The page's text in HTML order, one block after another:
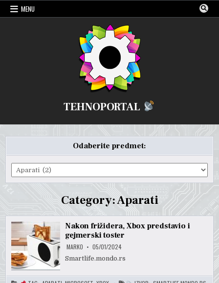
Skip
MENU
TEHNOPORTAL
Odaberite predmet:
Odaberite
predmet:
Category:Aparati
Nakon frižidera, Xbox predstavio i
gejmerski toster
MARKO 05/01/2024
Smartlife.mondo.rs